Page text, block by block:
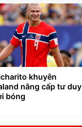
khuyên
nâng cấp tư duy
bóng